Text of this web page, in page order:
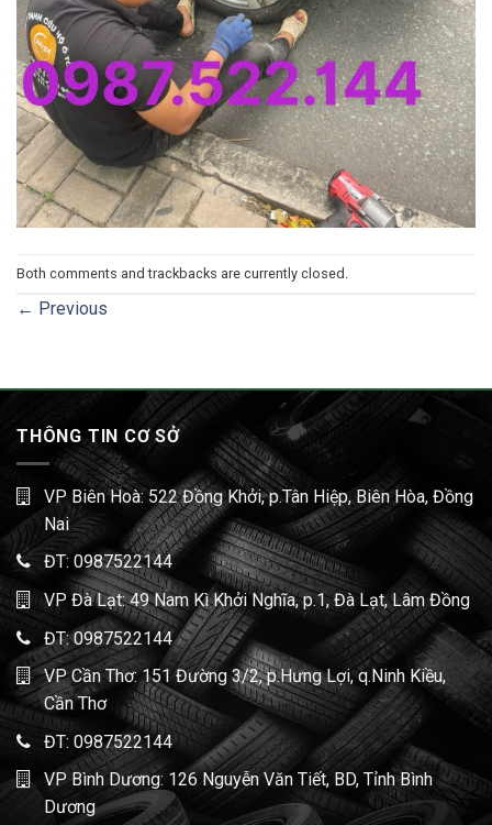
Both comments and trackbacks are currently closed.
← Previous
THÔNG TIN CƠ SỞ
VP Biên Hoà: 522 Đồng Khởi, p.Tân Hiệp, Biên Hòa, Đồng
Nai
ĐT: 0987522144
VP Đà Lạt: 49 Nam Kì Khởi Nghĩa, p.1, Đà Lạt, Lâm Đồng
ĐT:0987522144
VP Cần Thơ: 151 Đường 3/2, p.Hưng Lợi, q.Ninh Kiều,
Cần Thơ
ĐT: 0987522144
VP Bình Dương: 126 Nguyễn Văn Tiết, BD, Tỉnh Bình
Dương